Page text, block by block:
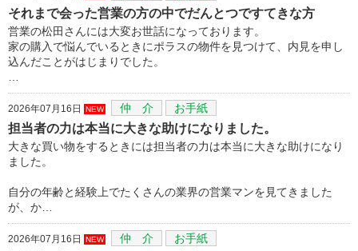
それまで会った営業の方の中でだんとつですてきな方
営業の松田さんには大変お世話になっております。
家の購入で悩んでいるときにポラスの物件を見つけて、内見を申し
込んだことがはじまりでした。
2026年07月16日 NEW 仲 介 お手紙
担当者の力は本当に大きな助けになりました。
大きな買い物をするときには担当者の力は本当に大きな助けになり
ました。
自分の年齢と経験上でたくさんの業界の営業マンを見てきました
が、か…
2026年07月16日 NEW 仲 介 お手紙